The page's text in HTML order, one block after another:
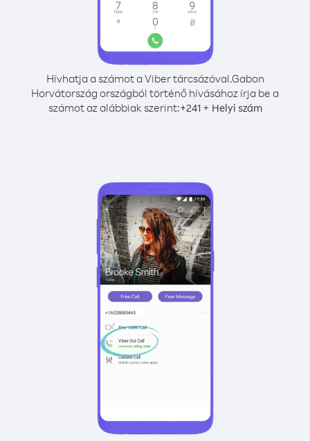
Hívhatja a számot a Viber tárcsázóval.Gabon
Horvátország országból történő hívásához írja be a
számot az alábbiak szerint:+241+ Helyi szám